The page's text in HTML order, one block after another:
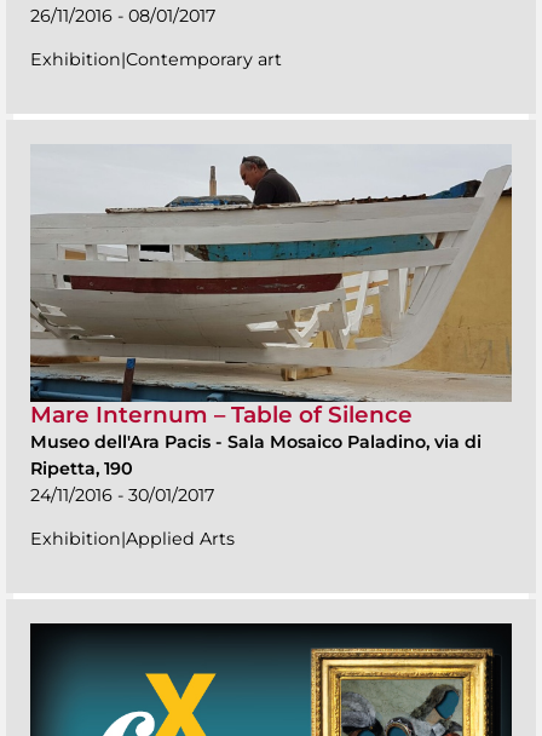
26/11/2016 - 08/01/2017
Exhibition|Contemporary art
Mare Internum – Table of Silence
Museo dell'Ara Pacis - Sala Mosaico Paladino, via di
Ripetta, 190
24/11/2016 - 30/01/2017
Exhibition|Applied Arts